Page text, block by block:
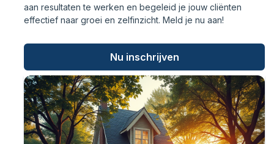
aan resultaten te werken en begeleid je jouw cliënten
effectief naar groei en zelfinzicht. Meld je nu aan!
Nu inschrijven